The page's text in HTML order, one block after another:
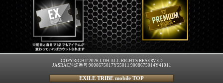
COPYRIGHT 2026 LDH ALL RIGHTS RESERVED
JASRAC許諾番号 9008675017Y55011 9008675014Y41011
EXILE TRIBE mobile TOP